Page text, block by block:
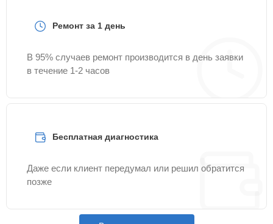
Ремонт за 1 день
В 95% случаев ремонт производится в день заявки
в течение 1-2 часов
Бесплатная диагностика
Даже если клиент передумал или решил обратится
позже